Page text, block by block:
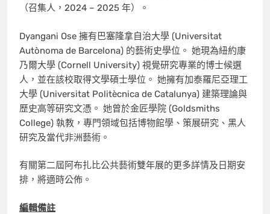
（召集人，2024 – 2025 年）。
Dyangani Ose 擁有巴塞隆拿自治大學 (Universitat
Autònoma de Barcelona) 的藝術史學位。 她現為紐約康
乃爾大學 (Cornell University) 視覺研究專業的博士候選
人，並在該校取得文學碩士學位。 她擁有加泰羅尼亞理工
大學 (Universitat Politècnica de Catalunya) 建築理論與
歷史高等研究文憑。 她曾於金匠學院 (Goldsmiths
College) 執教，專門領域包括博物館學、策展研究、黑人
研究及當代非洲藝術。
有關第二屆阿布扎比公共藝術雙年展的更多詳情及日期安
排，將適時公佈。
編輯備註